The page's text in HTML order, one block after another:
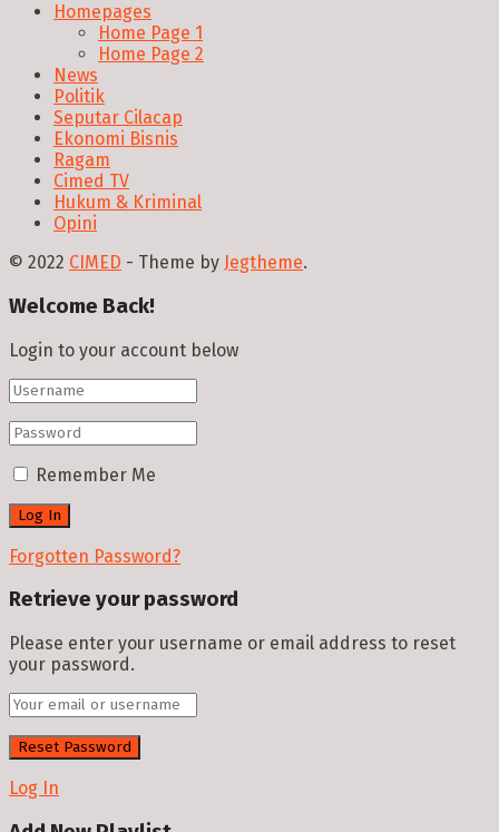
Homepages
Home Page 1
Home Page 2
News
Politik
Seputar Cilacap
Ekonomi Bisnis
Ragam
Cimed TV
Hukum & Kriminal
Opini
© 2022 CIMED - Theme by Jegtheme.
Welcome Back!
Login to your account below
Remember Me
Forgotten Password?
Retrieve your password
Please enter your username or email address to reset
your password.
Log In